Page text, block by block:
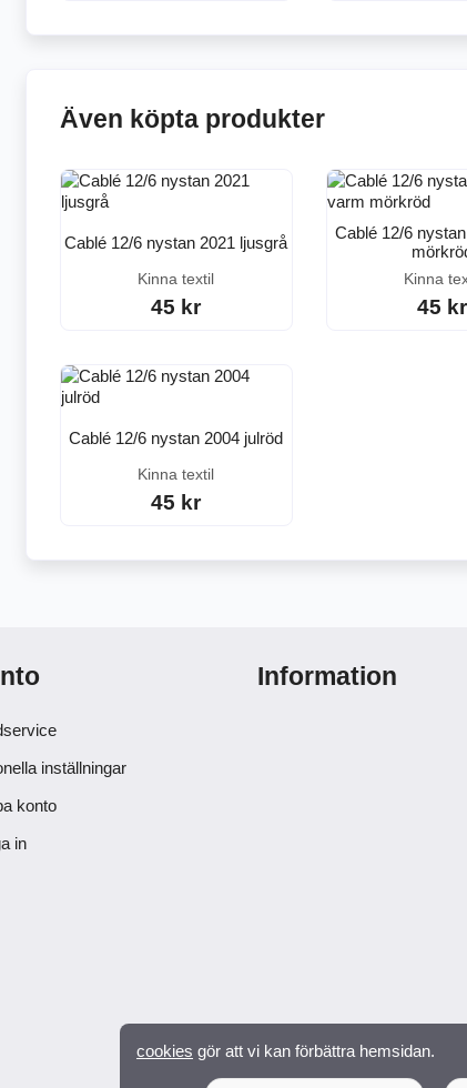
Även köpta produkter
Cablé 12/6 nystan 2021 ljusgrå
Kinna textil
45 kr
Cablé 12/6
Kinna
45 kr
Cablé 12/6 nystan 2004 julröd
Kinna textil
45 kr
cookies gör att vi kan förbättra hemsidan.
inställningar
konto
in
Information